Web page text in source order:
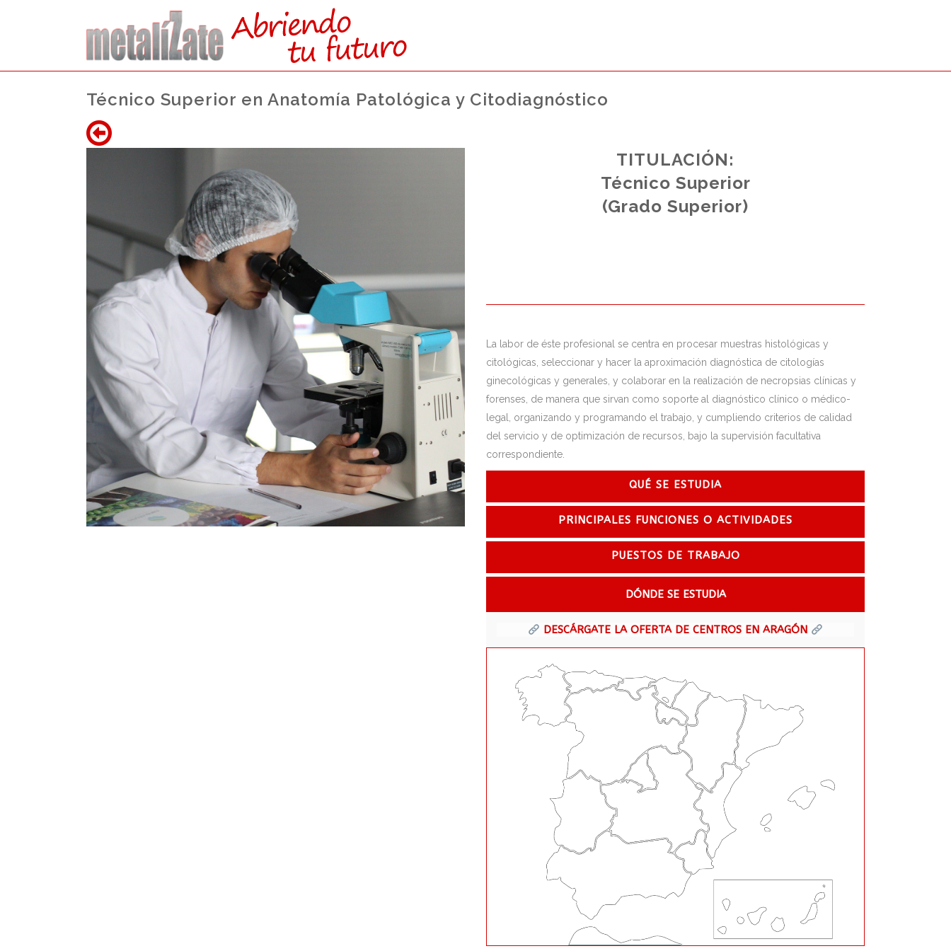
Técnico Superior en Anatomía Patológica y Citodiagnóstico
Acceso a la Universidad.
Acceso al Mundo Laboral.
TITULACIÓN:
Técnico Superior
(Grado Superior)
La labor de éste profesional se centra en procesar muestras histológicas y
citológicas, seleccionar y hacer la aproximación diagnóstica de citologías
ginecológicas y generales, y colaborar en la realización de necropsias clínicas y
forenses, de manera que sirvan como soporte al diagnóstico clínico o médico-
legal, organizando y programando el trabajo, y cumpliendo criterios de calidad
del servicio y de optimización de recursos, bajo la supervisión facultativa
correspondiente.
QUÉ SE ESTUDIA
PRINCIPALES FUNCIONES O ACTIVIDADES
PUESTOS DE TRABAJO
DÓNDE SE ESTUDIA
DESCÁRGATE LA OFERTA DE CENTROS EN ARAGÓN